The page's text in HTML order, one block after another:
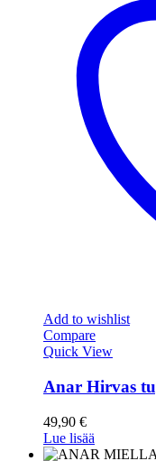
Add to wishlist
Compare
Quick View
Anar Hirvas
49,90 €
Lue lisää